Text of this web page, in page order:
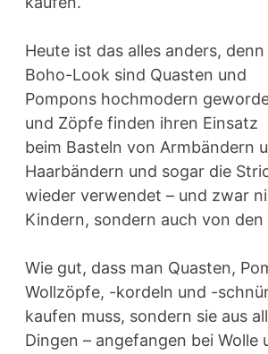
Heute ist das alles anders,
Boho-Look sind Quasten und
Pompons hochmodern
und Zöpfe finden ihren Einsatz
beim Basteln von Armbändern
Haarbändern und sogar die
wieder verwendet – und zwar
Kindern, sondern auch von den
Wie gut, dass man Quasten,
Wollzöpfe, -kordeln und -
kaufen muss, sondern sie aus
Dingen – angefangen bei Wolle